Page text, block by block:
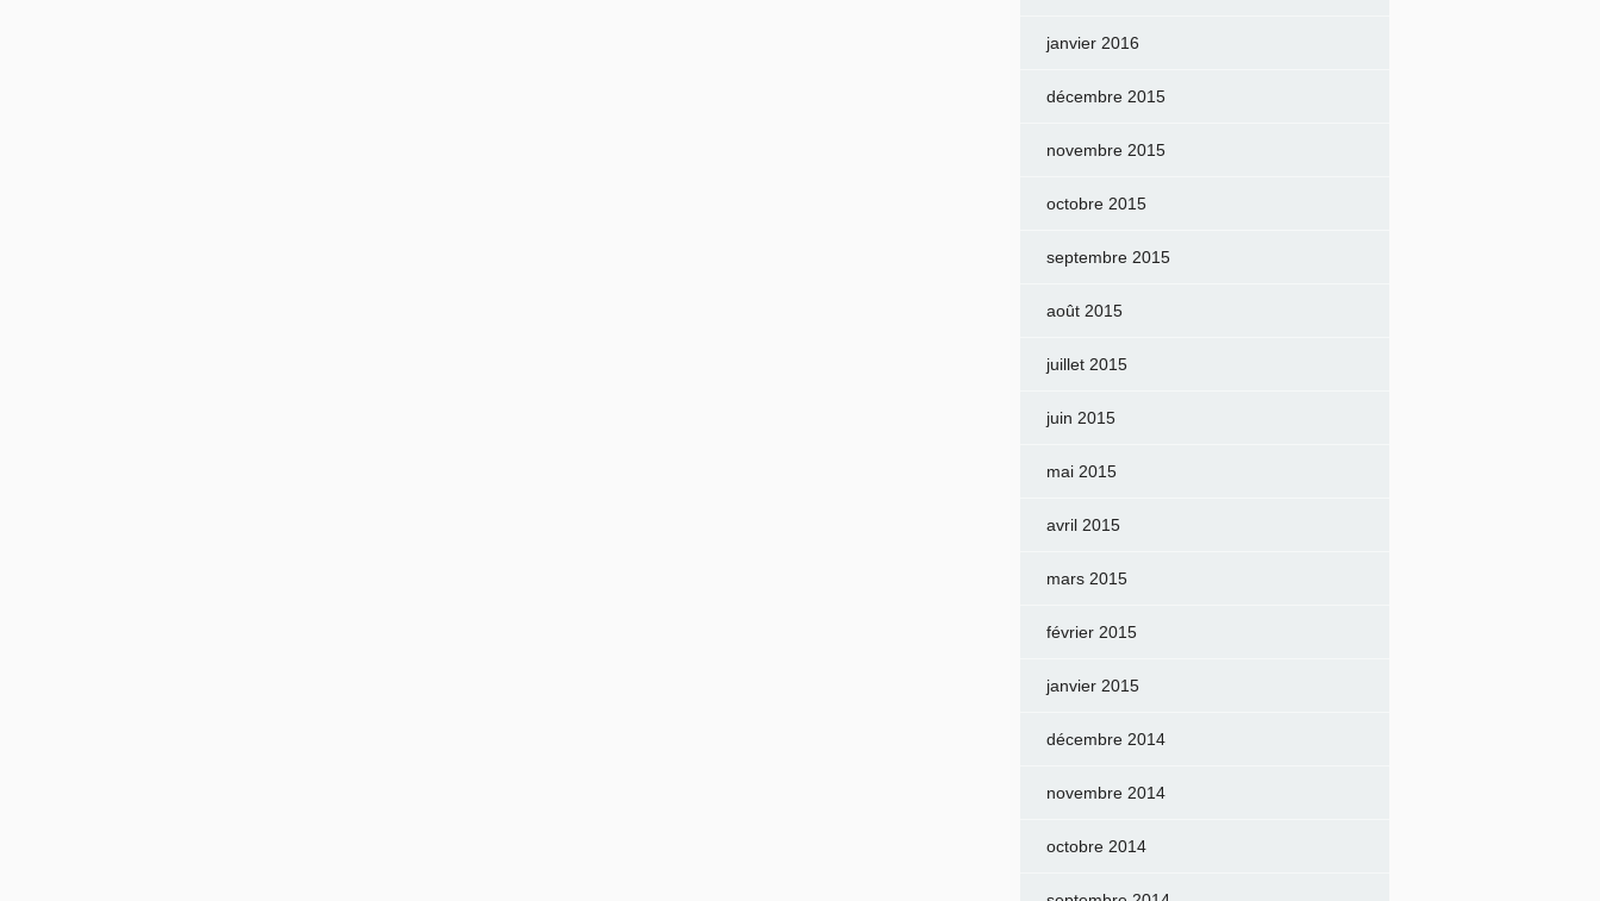
janvier 2016
décembre 2015
novembre 2015
octobre 2015
septembre 2015
août 2015
juillet 2015
juin 2015
mai 2015
avril 2015
mars 2015
février 2015
janvier 2015
décembre 2014
novembre 2014
octobre 2014